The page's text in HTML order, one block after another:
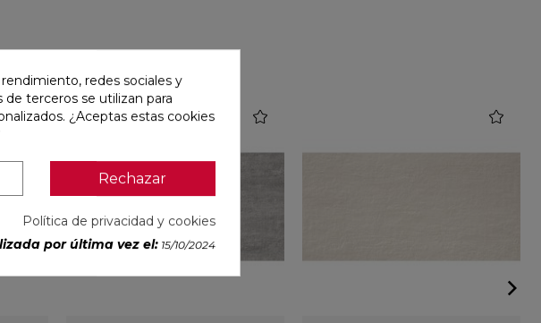
favorite favorite
redes sociales y
de terceros se utilizan para
¿Aceptas estas cookies
Rechazar
Política de privacidad y cookies
por última vez el: 15/10/2024